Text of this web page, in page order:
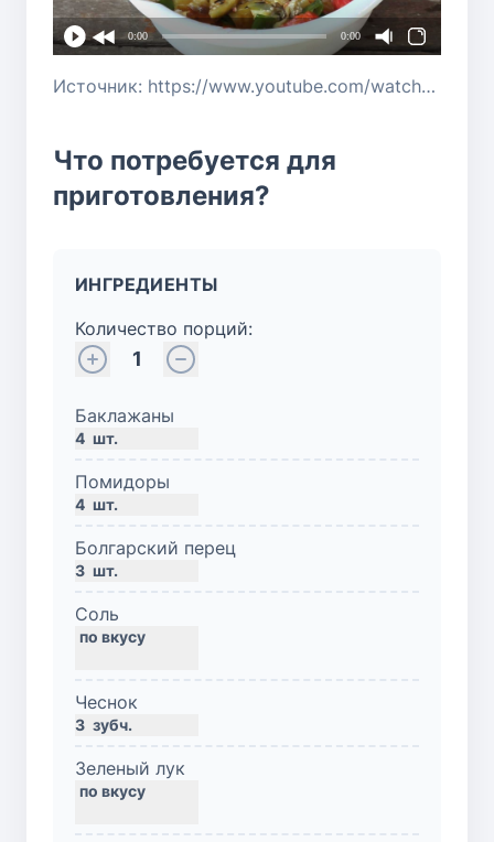
0:00 0:00
Источник: https://www.youtube.com/watch?v=d--YZGeD-Ec
Что потребуется для
приготовления?
ИНГРЕДИЕНТЫ
Количество порций:
1
Баклажаны
4 шт.
Помидоры
4 шт.
Болгарский перец
3 шт.
Соль
Чеснок
3 зубч.
Зеленый лук